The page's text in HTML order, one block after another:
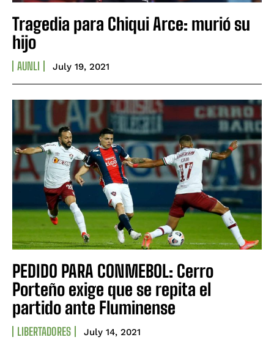
Tragedia para Chiqui Arce: murió su
hijo
AUNLI July 19, 2021
PEDIDO PARA CONMEBOL: Cerro
Porteño exige que se repita el
partido ante Fluminense
LIBERTADORES July 14, 2021